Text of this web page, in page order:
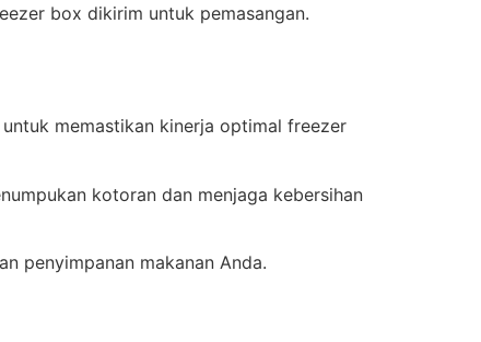
box dikirim untuk pemasangan.
memastikan kinerja optimal freezer
kotoran dan menjaga kebersihan
penyimpanan makanan Anda.